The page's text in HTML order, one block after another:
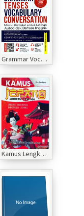
Grammar Vocabulary Conversation
Kamus Lengkap Bahasa Jepang